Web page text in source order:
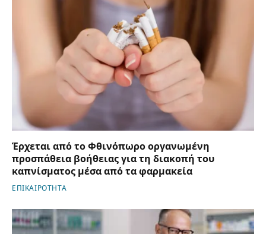
Έρχεται από το Φθινόπωρο οργανωμένη
προσπάθεια βοήθειας για τη διακοπή του
καπνίσματος μέσα από τα φαρμακεία
ΕΠΙΚΑΙΡΟΤΗΤΑ